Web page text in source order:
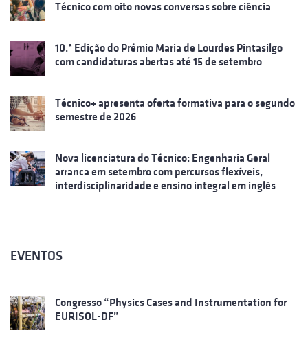
Técnico com oito novas conversas sobre ciência
10.ª Edição do Prémio Maria de Lourdes Pintasilgo
com candidaturas abertas até 15 de setembro
Técnico+ apresenta oferta formativa para o segundo
semestre de 2026
Nova licenciatura do Técnico: Engenharia Geral
arranca em setembro com percursos flexíveis,
interdisciplinaridade e ensino integral em inglês
EVENTOS
Congresso “Physics Cases and Instrumentation for
EURISOL-DF”